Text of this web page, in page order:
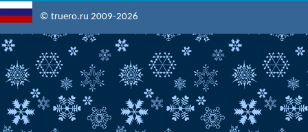
© truero.ru 2009-2026